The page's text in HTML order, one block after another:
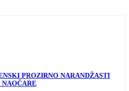
PROZIRNO NARANDŽASTI